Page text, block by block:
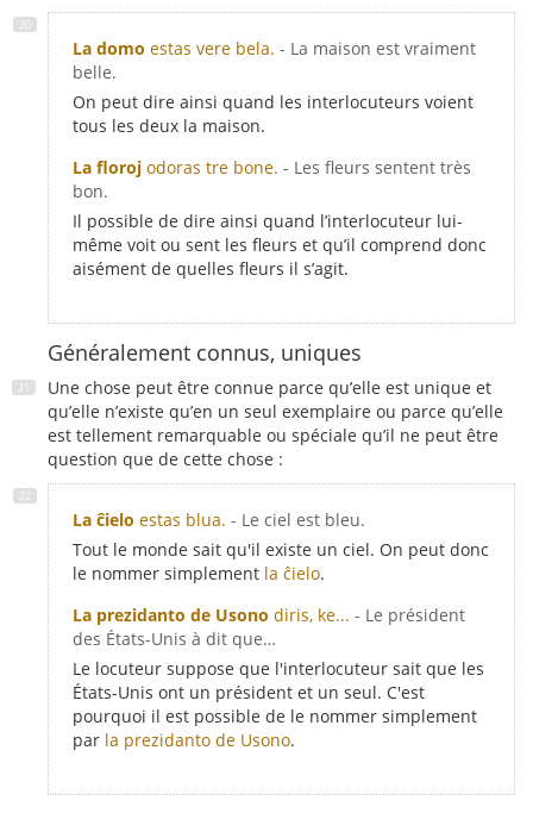
La domo estas vere bela. - La maison est vraiment
belle.
On peut dire ainsi quand les interlocuteurs voient
tous les deux la maison.
La floroj odoras tre bone. - Les fleurs sentent très
bon.
Il possible de dire ainsi quand l’interlocuteur lui-
même voit ou sent les fleurs et qu’il comprend donc
aisément de quelles fleurs il s’agit.
Généralement connus, uniques
Une chose peut être connue parce qu’elle est unique et
qu’elle n’existe qu’en un seul exemplaire ou parce qu’elle
est tellement remarquable ou spéciale qu’il ne peut être
question que de cette chose :
La ĉielo estas blua. - Le ciel est bleu.
Tout le monde sait qu'il existe un ciel. On peut donc
le nommer simplement la ĉielo.
La prezidanto de Usono diris, ke... - Le président
des États-Unis à dit que…
Le locuteur suppose que l'interlocuteur sait que les
États-Unis ont un président et un seul. C'est
pourquoi il est possible de le nommer simplement
par la prezidanto de Usono.